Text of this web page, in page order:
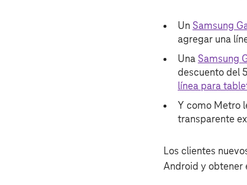
Un Samsung
agregar una
Una Samsung
descuento del
línea para
Y como Metro
transparente
Los clientes
Android y obtener